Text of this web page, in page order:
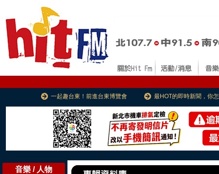
一起趣台東！前進台東博覽會 最HOT的即時新聞，你
音樂 / 人物